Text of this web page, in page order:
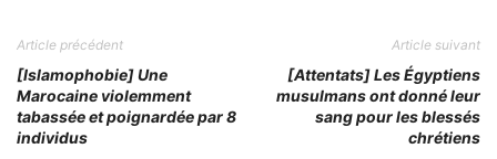
Article précédent
[Islamophobie] Une
Marocaine violemment
tabassée et poignardée par 8
individus
Article suivant
[Attentats] Les Égyptiens
musulmans ont donné leur
sang pour les blessés
chrétiens